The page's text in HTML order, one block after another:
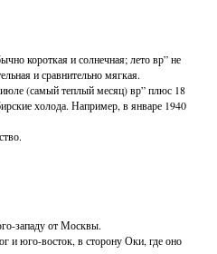
короткая и солнечная; лето вр” не
и сравнительно мягкая.
(самый теплый месяц) вр” плюс 18
холода. Например, в январе 1940
западу от Москвы.
и юго-восток, в сторону Оки, где оно